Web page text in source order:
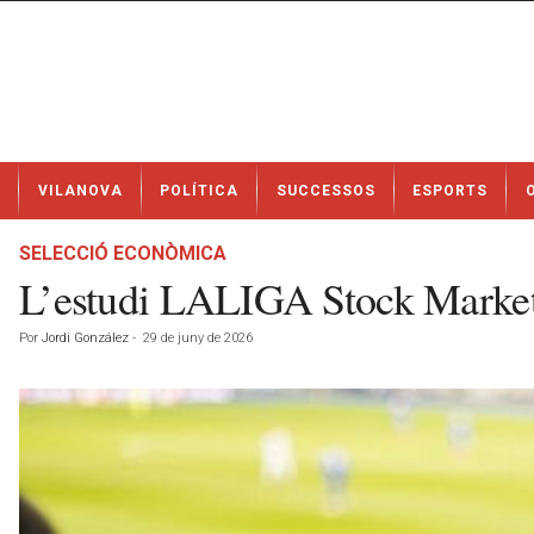
t
VILANOVA POLÍTICA SUCCESSOS ESPORTS
SELECCIÓ ECONÒMICA
L’estudi LALIGA Stock
Por Jordi González - 29 de juny de 2026